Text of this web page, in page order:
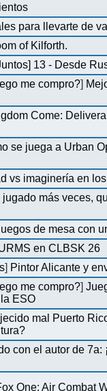
para llevarte de
of Kilforth.
13 - Desde
me compro?]
Come:
se juega a Urban
vs imaginería en
más veces,
de mesa con
en CLBSK 26
] Pintor Alicante y
me compro?]
ESO
mal Puerto
con el autor de 7a:
One: Air Combat